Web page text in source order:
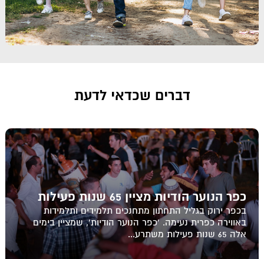
דברים שכדאי לדעת
כפר הנוער הודיות מציין 65 שנות פעילות
בכפר ירוק בגליל התחתון מתחנכים תלמידים ותלמידות
באווירה כפרית נעימה. 'כפר הנוער הודיות', שמציין בימים
אלה 65 שנות פעילות משתרע...